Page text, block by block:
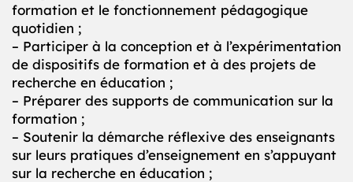
formation et le fonctionnement pédagogique
quotidien ;
– Participer à la conception et à l’expérimentation
de dispositifs de formation et à des projets de
recherche en éducation ;
– Préparer des supports de communication sur la
formation ;
– Soutenir la démarche réflexive des enseignants
sur leurs pratiques d’enseignement en s’appuyant
sur la recherche en éducation ;